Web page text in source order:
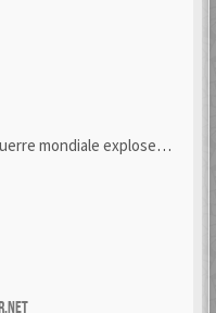
explosent dans des champs.